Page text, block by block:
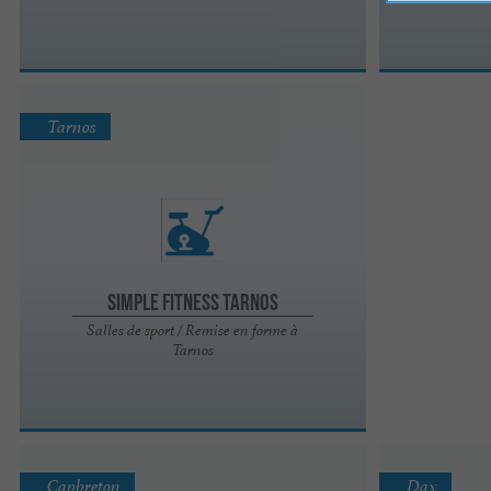
Simple Fitness Tarnos
Salles de sport / Remise en forme à
Tarnos
Tarnos
Capbreton Dax